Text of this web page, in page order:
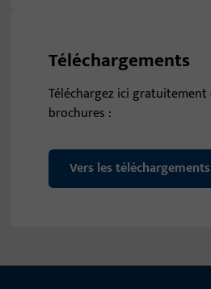
Téléchargements
Téléchargez ici
brochures :
Vers les téléchargements